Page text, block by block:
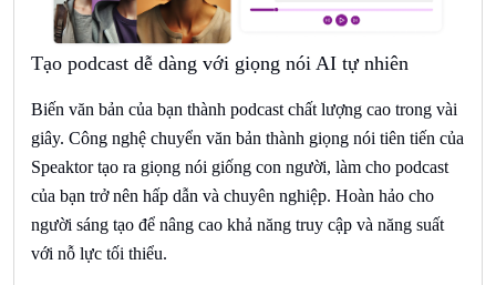
Tạo podcast dễ dàng với giọng nói AI tự nhiên
Biến văn bản của bạn thành podcast chất lượng cao trong vài
giây. Công nghệ chuyển văn bản thành giọng nói tiên tiến của
Speaktor tạo ra giọng nói giống con người, làm cho podcast
của bạn trở nên hấp dẫn và chuyên nghiệp. Hoàn hảo cho
người sáng tạo để nâng cao khả năng truy cập và năng suất
với nỗ lực tối thiểu.